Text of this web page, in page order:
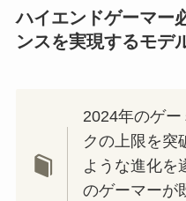
ハイエンドゲーマー
ンスを実現するモデ
2024年のゲ
クの上限を突
ような進化を
のゲーマーが